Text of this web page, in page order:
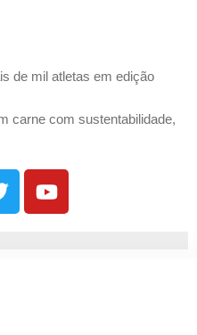
de mil atletas em edição
carne com sustentabilidade,